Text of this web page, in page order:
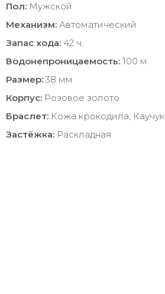
Пол: Мужской
Механизм: Автоматический
Запас хода: 42 ч.
Водонепроницаемость: 100 м
Размер: 38 мм
Корпус: Розовое золото
Браслет: Кожа крокодила, Каучук
Застёжка: Раскладная